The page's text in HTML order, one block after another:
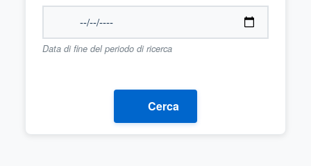
Data di fine del periodo di ricerca
Cerca